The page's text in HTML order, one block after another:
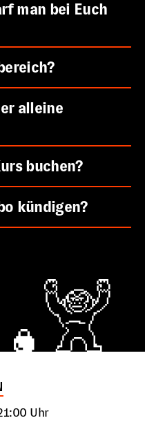
man bei Euch
alleine
buchen?
kündigen?
Uhr